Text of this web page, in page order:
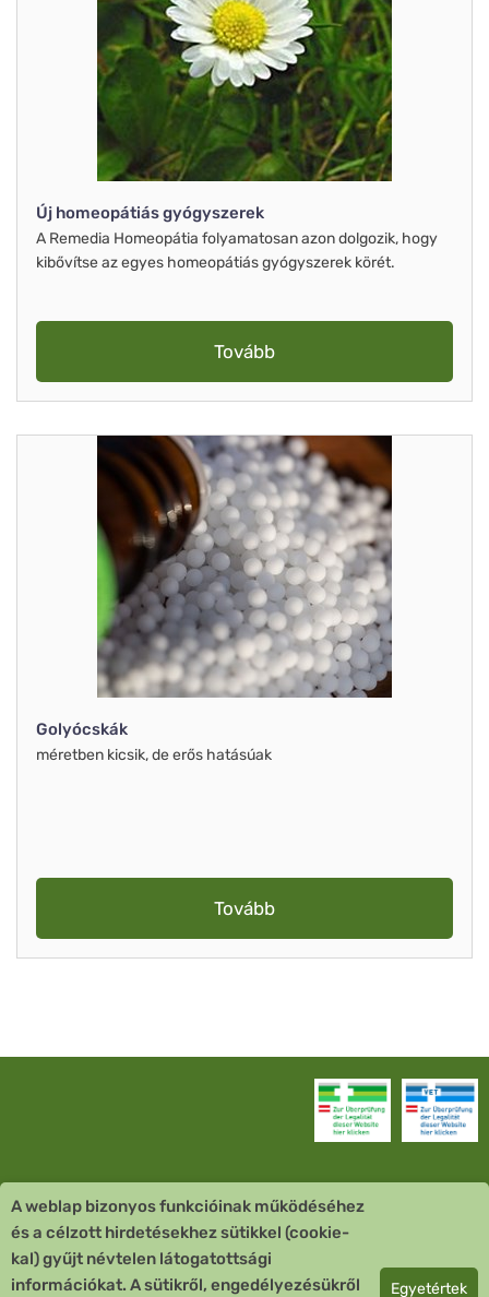
Új homeopátiás gyógyszerek
A Remedia Homeopátia folyamatosan azon dolgozik, hogy
kibővítse az egyes homeopátiás gyógyszerek körét.
Tovább
Golyócskák
méretben kicsik, de erős hatásúak
Tovább
Vevőszolgálat
Quick Links
A weblap bizonyos funkcióinak működéséhez
és a célzott hirdetésekhez sütikkel (cookie-
kal) gyűjt névtelen látogatottsági
információkat. A sütikről, engedélyezésükről
Egyetértek